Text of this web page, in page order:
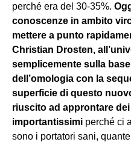
perché era del 30-35%.
conoscenze in ambito
mettere a punto
Christian Drosten,
semplicemente sulla
dell’omologia con la
superficie di questo
riuscito ad approntare
importantissimi perché ci
sono i portatori sani,